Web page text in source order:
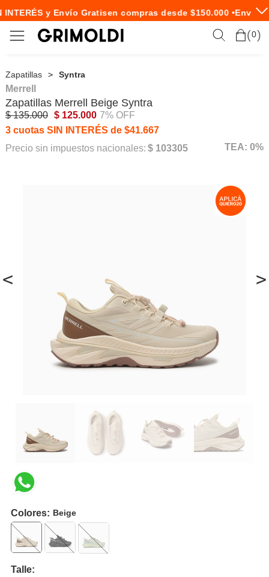
y Envío Gratisen compras desde $150.000 •Envío
0
Zapatillas Syntra
< >
Merrell
Zapatillas Merrell Beige Syntra
$ 135.000 $ 125.000 7% OFF
3 cuotas SIN INTERÉS de $41.667
Precio sin impuestos nacionales: $ 103305 TEA: 0%
Colores: Beige
Talle: